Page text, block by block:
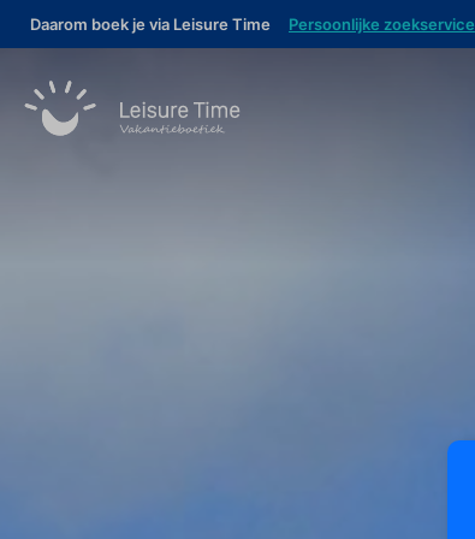
Daarom boek je via Leisure Time Persoonlijke zoekservice